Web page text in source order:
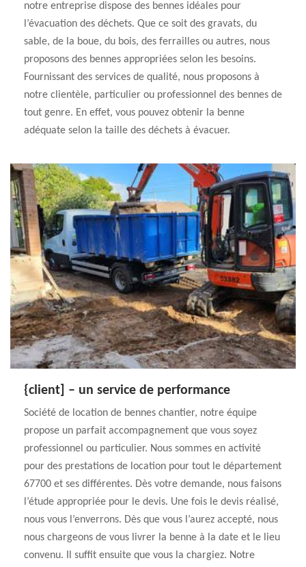
notre entreprise dispose des bennes idéales pour
l’évacuation des déchets. Que ce soit des gravats, du
sable, de la boue, du bois, des ferrailles ou autres, nous
proposons des bennes appropriées selon les besoins.
Fournissant des services de qualité, nous proposons à
notre clientèle, particulier ou professionnel des bennes de
tout genre. En effet, vous pouvez obtenir la benne
adéquate selon la taille des déchets à évacuer.
{client] – un service de performance
Société de location de bennes chantier, notre équipe
propose un parfait accompagnement que vous soyez
professionnel ou particulier. Nous sommes en activité
pour des prestations de location pour tout le département
67700 et ses différentes. Dès votre demande, nous faisons
l’étude appropriée pour le devis. Une fois le devis réalisé,
nous vous l’enverrons. Dès que vous l’aurez accepté, nous
nous chargeons de vous livrer la benne à la date et le lieu
convenu. Il suffit ensuite que vous la chargiez. Notre